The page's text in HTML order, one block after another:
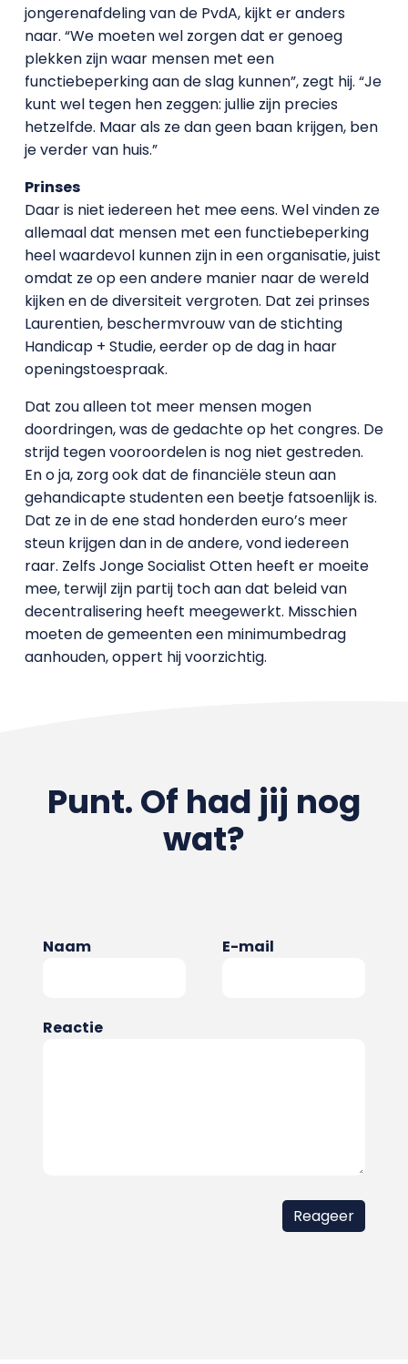
jongerenafdeling van de PvdA, kijkt er anders
naar. “We moeten wel zorgen dat er genoeg
plekken zijn waar mensen met een
functiebeperking aan de slag kunnen”, zegt hij. “Je
kunt wel tegen hen zeggen: jullie zijn precies
hetzelfde. Maar als ze dan geen baan krijgen, ben
je verder van huis.”
Prinses
Daar is niet iedereen het mee eens. Wel vinden ze
allemaal dat mensen met een functiebeperking
heel waardevol kunnen zijn in een organisatie, juist
omdat ze op een andere manier naar de wereld
kijken en de diversiteit vergroten. Dat zei prinses
Laurentien, beschermvrouw van de stichting
Handicap + Studie, eerder op de dag in haar
openingstoespraak.
Dat zou alleen tot meer mensen mogen
doordringen, was de gedachte op het congres. De
strijd tegen vooroordelen is nog niet gestreden.
En o ja, zorg ook dat de financiële steun aan
gehandicapte studenten een beetje fatsoenlijk is.
Dat ze in de ene stad honderden euro’s meer
steun krijgen dan in de andere, vond iedereen
raar. Zelfs Jonge Socialist Otten heeft er moeite
mee, terwijl zijn partij toch aan dat beleid van
decentralisering heeft meegewerkt. Misschien
moeten de gemeenten een minimumbedrag
aanhouden, oppert hij voorzichtig.
Punt. Of had jij nog
wat?
Naam E-mail
Reactie